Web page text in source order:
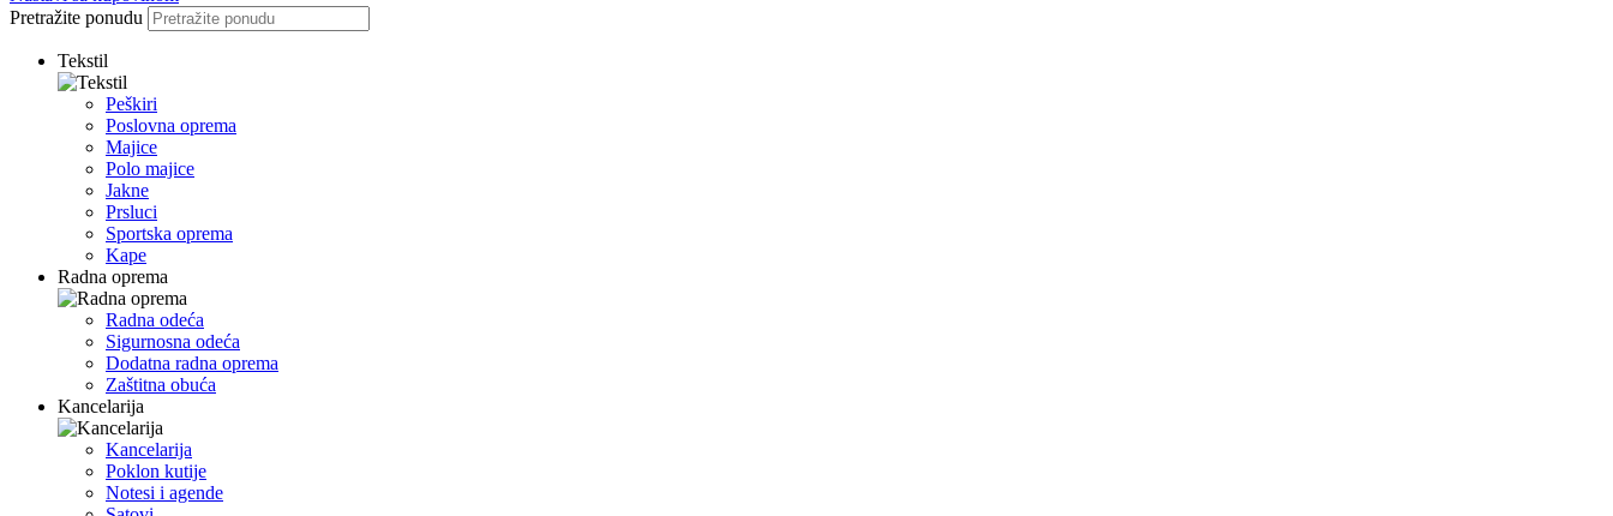
Pretražite ponudu
Tekstil
Peškiri
Poslovna oprema
Majice
Polo majice
Jakne
Prsluci
Sportska oprema
Kape
Radna oprema
Radna odeća
Sigurnosna odeća
Dodatna radna oprema
Zaštitna obuća
Kancelarija
Kancelarija
Poklon kutije
Notesi i agende